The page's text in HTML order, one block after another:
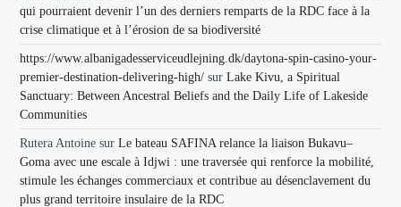
qui pourraient devenir l’un des derniers remparts de la RDC face à la
crise climatique et à l’érosion de sa biodiversité
https://www.albanigadesserviceudlejning.dk/daytona-spin-casino-your-
premier-destination-delivering-high/ surLake Kivu, a Spiritual
Sanctuary: Between Ancestral Beliefs and the Daily Life of Lakeside
Communities
Rutera Antoine surLe bateau SAFINA relance la liaison Bukavu–
Goma avec une escale à Idjwi : une traversée qui renforce la mobilité,
stimule les échanges commerciaux et contribue au désenclavement du
plus grand territoire insulaire de la RDC